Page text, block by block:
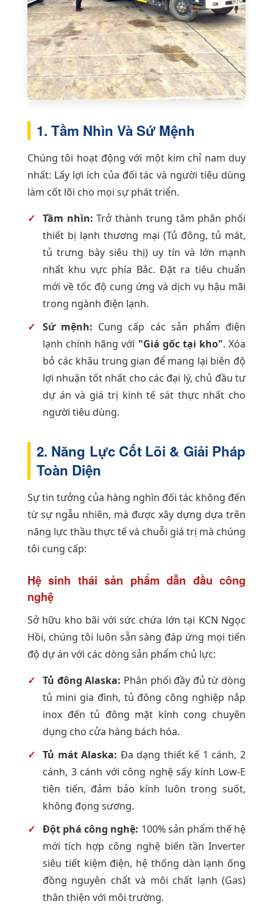
1. Tầm Nhìn Và Sứ Mệnh
Chúng tôi hoạt động với một kim chỉ nam duy
nhất: Lấy lợi ích của đối tác và người tiêu dùng
làm cốt lõi cho mọi sự phát triển.
Tầm nhìn: Trở thành trung tâm phân phối
thiết bị lạnh thương mại (Tủ đông, tủ mát,
tủ trưng bày siêu thị) uy tín và lớn mạnh
nhất khu vực phía Bắc. Đặt ra tiêu chuẩn
mới về tốc độ cung ứng và dịch vụ hậu mãi
trong ngành điện lạnh.
Sứ mệnh: Cung cấp các sản phẩm điện
lạnh chính hãng với "Giá gốc tại kho". Xóa
bỏ các khâu trung gian để mang lại biên độ
lợi nhuận tốt nhất cho các đại lý, chủ đầu tư
dự án và giá trị kinh tế sát thực nhất cho
người tiêu dùng.
2. Năng Lực Cốt Lõi & Giải Pháp
Toàn Diện
Sự tin tưởng của hàng nghìn đối tác không đến
từ sự ngẫu nhiên, mà được xây dựng dựa trên
năng lực thầu thực tế và chuỗi giá trị mà chúng
tôi cung cấp:
Hệ sinh thái sản phẩm dẫn đầu công
nghệ
Sở hữu kho bãi với sức chứa lớn tại KCN Ngọc
Hồi, chúng tôi luôn sẵn sàng đáp ứng mọi tiến
độ dự án với các dòng sản phẩm chủ lực:
Tủ đông Alaska: Phân phối đầy đủ từ dòng
tủ mini gia đình, tủ đông công nghiệp nắp
inox đến tủ đông mặt kính cong chuyên
dụng cho cửa hàng bách hóa.
Tủ mát Alaska: Đa dạng thiết kế 1 cánh, 2
cánh, 3 cánh với công nghệ sấy kính Low-E
tiên tiến, đảm bảo kính luôn trong suốt,
không đọng sương.
Đột phá công nghệ: 100% sản phẩm thế hệ
mới tích hợp công nghệ biến tần Inverter
siêu tiết kiệm điện, hệ thống dàn lạnh ống
đồng nguyên chất và môi chất lạnh (Gas)
thân thiện với môi trường.